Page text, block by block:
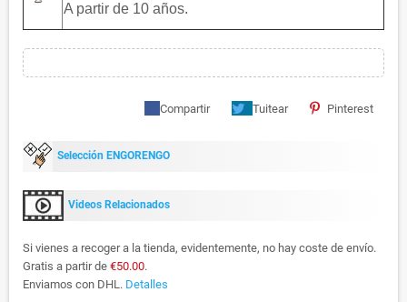
A partir de 10 años.
Compartir Tuitear Pinterest
Selección ENGORENGO
Videos Relacionados
Si vienes a recoger a la tienda, evidentemente, no hay coste de envío.
Gratis a partir de €50.00.
Enviamos con DHL. Detalles